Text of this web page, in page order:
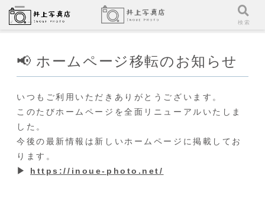
📢 ホームページ移転のお知らせ
いつもご利用いただきありがとうございます。
このたびホームページを全面リニューアルいたしま
した。
今後の最新情報は新しいホームページに掲載してお
ります。
▶ https://inoue-photo.net/
メニュー 検索